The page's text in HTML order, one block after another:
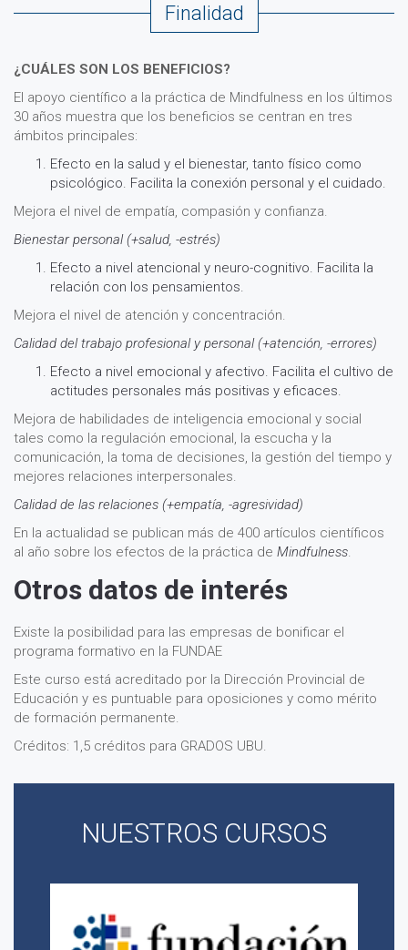
Finalidad
¿CUÁLES SON LOS BENEFICIOS?
El apoyo científico a la práctica de Mindfulness en los últimos
30 años muestra que los beneficios se centran en tres
ámbitos principales:
Efecto en la salud y el bienestar, tanto físico como
psicológico. Facilita la conexión personal y el cuidado.
Mejora el nivel de empatía, compasión y confianza.
Bienestar personal (+salud, -estrés)
Efecto a nivel atencional y neuro-cognitivo. Facilita la
relación con los pensamientos.
Mejora el nivel de atención y concentración.
Calidad del trabajo profesional y personal (+atención, -errores)
Efecto a nivel emocional y afectivo. Facilita el cultivo de
actitudes personales más positivas y eficaces.
Mejora de habilidades de inteligencia emocional y social
tales como la regulación emocional, la escucha y la
comunicación, la toma de decisiones, la gestión del tiempo y
mejores relaciones interpersonales.
Calidad de las relaciones (+empatía, -agresividad)
En la actualidad se publican más de 400 artículos científicos
al año sobre los efectos de la práctica de Mindfulness.
Otros datos de interés
Existe la posibilidad para las empresas de bonificar el
programa formativo en la FUNDAE
Este curso está acreditado por la Dirección Provincial de
Educación y es puntuable para oposiciones y como mérito
de formación permanente.
Créditos: 1,5 créditos para GRADOS UBU.
NUESTROS CURSOS